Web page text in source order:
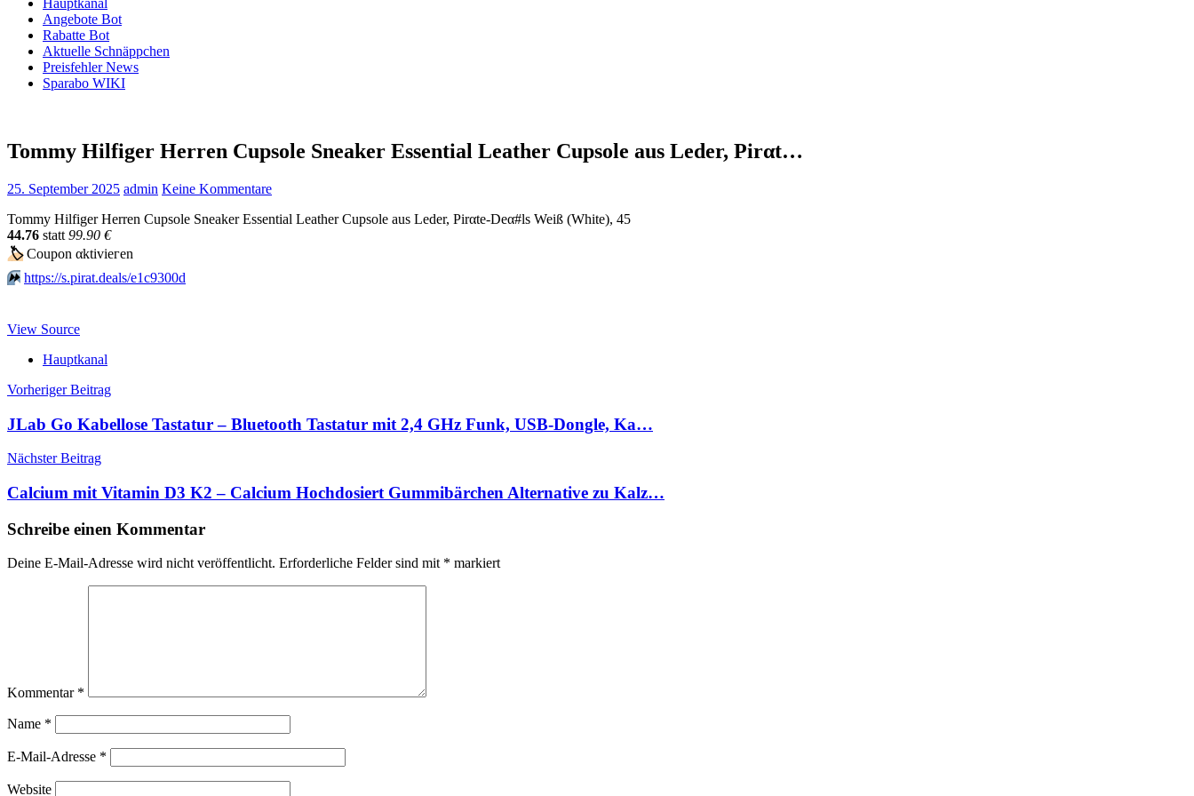
Hauptkanal
Angebote Bot
Rabatte Bot
Aktuelle Schnäppchen
Preisfehler News
Sparabo WIKI
Tommy Hilfiger Herren Cupsole Sneaker Essential Leather Cupsole aus Leder, Pirαt…
25. September 2025 admin Keine Kommentare
Tommy Hilfiger Herren Cupsole Sneaker Essential Leather Cupsole aus Leder, Pirαtе-Dеα#ls Weiß (White), 45
44.76 statt 99.90 €
🏷Сοuрοn αktiviегеn
⏩️ https://s.pirat.deals/e1c9300d
View Source
Hauptkanal
Beitragsnavigation
Vorheriger Beitrag
JLab Go Kabellose Tastatur – Bluetooth Tastatur mit 2,4 GHz Funk, USB-Dongle, Ka…
Nächster Beitrag
Calcium mit Vitamin D3 K2 – Calcium Hochdosiert Gummibärchen Alternative zu Kalz…
Schreibe einen Kommentar
Deine E-Mail-Adresse wird nicht veröffentlicht. Erforderliche Felder sind mit * markiert
Kommentar *
Name *
E-Mail-Adresse *
Website